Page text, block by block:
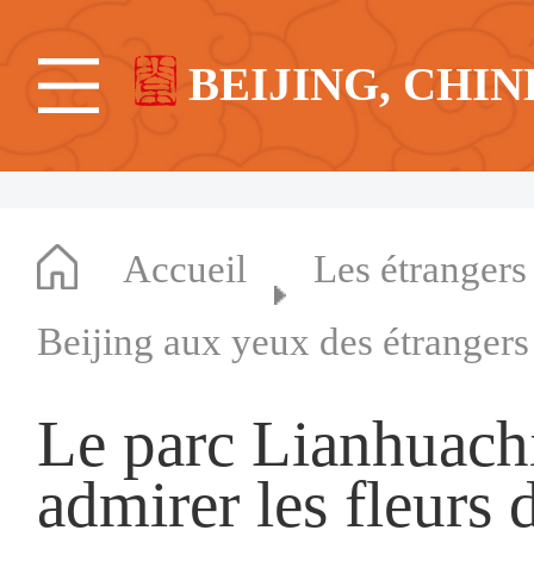
BEIJING,
Accueil
Les
Beijing aux yeux des étrangers
Le parc
admirer les fleurs